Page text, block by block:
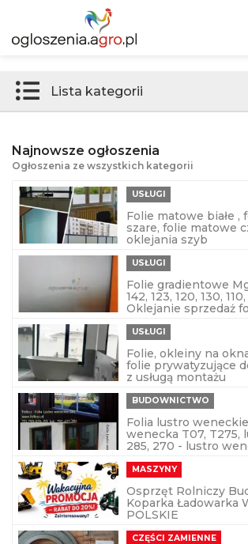
Lista kategorii
Najnowsze ogłoszenia
Ogłoszenia ze wszystkich kategorii
USŁUGI
Folie matowe białe ,
szare, folie matowe
oklejania szyb
USŁUGI
Folie gradientowe
142, 123, 120, 130,
Oklejanie sprzedaż
USŁUGI
Folie, okleiny na
folie prywatyzujące
z usługą montażu
BUDOWNICTWO
Folia lustro
wenecka T07, T275,
285, 270 - lustro
MASZYNY
Osprzęt Rolniczy
Koparka Ładowarka
POLSKIE
CZĘŚCI ZAMIENNE